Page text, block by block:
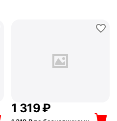
1 319₽